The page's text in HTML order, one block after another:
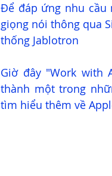
Để đáp ứng nhu cầu
giọng nói thông qua
thống Jablotron
Giờ đây "Work with
thành một trong
tìm hiểu thêm về